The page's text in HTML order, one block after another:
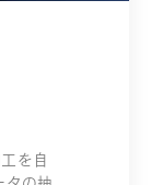
を自